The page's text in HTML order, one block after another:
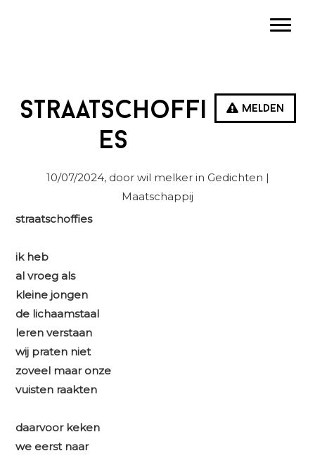
Melden
Straatschoffi
es
10/07/2024, door wil melker in Gedichten |
Maatschappij
straatschoffies
ik heb
al vroeg als
kleine jongen
de lichaamstaal
leren verstaan
wij praten niet
zoveel maar onze
vuisten raakten
daarvoor keken
we eerst naar